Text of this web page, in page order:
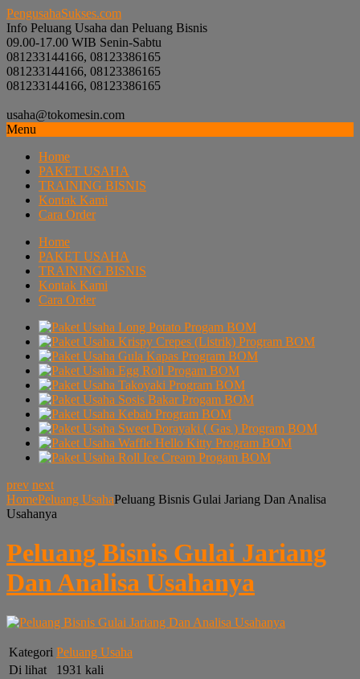
PengusahaSukses.com
Info Peluang Usaha dan Peluang Bisnis
09.00-17.00 WIB Senin-Sabtu
081233144166, 08123386165
081233144166, 08123386165
081233144166, 08123386165
usaha@tokomesin.com
Menu
Home
PAKET USAHA
TRAINING BISNIS
Kontak Kami
Cara Order
Home
PAKET USAHA
TRAINING BISNIS
Kontak Kami
Cara Order
prev next
HomePeluang UsahaPeluang Bisnis Gulai Jariang Dan Analisa
Usahanya
Peluang Bisnis Gulai Jariang
Dan Analisa Usahanya
Kategori Peluang Usaha
Di lihat
1931 kali